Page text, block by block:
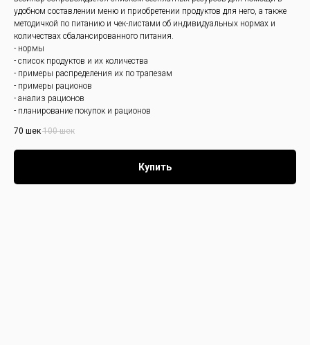
удобном составлении меню и приобретении продуктов для него, а также
методичкой по питанию и чек-листами об индивидуальных нормах и
количествах сбалансированного питания.
- нормы
- список продуктов и их количества
- примеры распределения их по трапезам
- примеры рационов
- анализ рационов
- планирование покупок и рационов
70 шек 100 шек
Купить